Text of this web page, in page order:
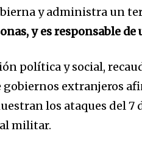
y administra un
y es responsable
política y social,
extranjeros
los ataques del
militar.